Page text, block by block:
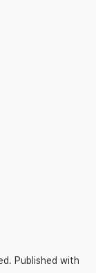
Published with